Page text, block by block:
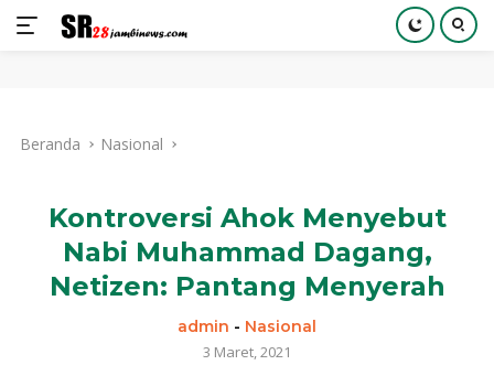
kontenBeranda Nasional
Kontroversi Ahok Menyebut
Nabi Muhammad Dagang,
Netizen: Pantang Menyerah
admin - Nasional
3 Maret, 2021